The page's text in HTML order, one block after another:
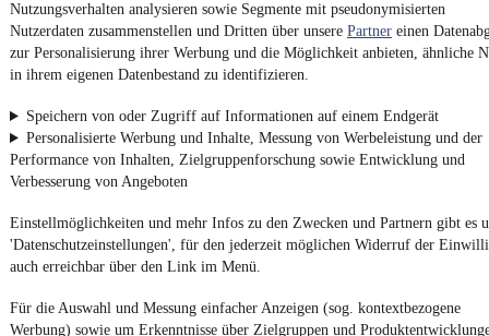
Nutzungsverhalten analysieren sowie Segmente mit pseudonymisierten
Nutzerdaten zusammenstellen und Dritten über unsere Partner einen
zur Personalisierung ihrer Werbung und die Möglichkeit anbieten, ähnliche
in ihrem eigenen Datenbestand zu identifizieren.
Speichern von oder Zugriff auf Informationen auf einem Endgerät
Personalisierte Werbung und Inhalte, Messung von Werbeleistung und der
Performance von Inhalten, Zielgruppenforschung sowie Entwicklung und
Verbesserung von Angeboten
Einstellmöglichkeiten und mehr Infos zu den Zwecken und Partnern gibt es
'Datenschutzeinstellungen', für den jederzeit möglichen Widerruf der
auch erreichbar über den Link im Menü.
Für die Auswahl und Messung einfacher Anzeigen (sog. kontextbezogene
Werbung) sowie um Erkenntnisse über Zielgruppen und
Powered by
Noch mehrneue Autosunterschiedlicher Marken, auch als